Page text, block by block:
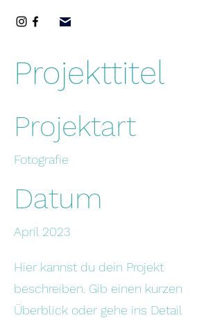
Projekttitel
Projektart
Fotografie
Datum
April 2023
Hier kannst du dein Projekt
beschreiben. Gib einen kurzen
Überblick oder gehe ins Detail